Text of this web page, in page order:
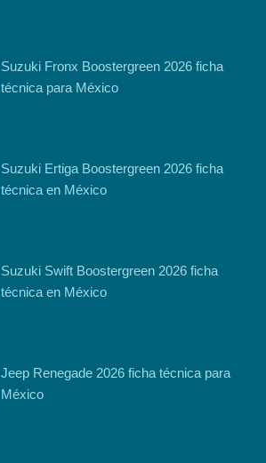
Suzuki Fronx Boostergreen 2026 ficha
técnica para México
Suzuki Ertiga Boostergreen 2026 ficha
técnica en México
Suzuki Swift Boostergreen 2026 ficha
técnica en México
Jeep Renegade 2026 ficha técnica para
México